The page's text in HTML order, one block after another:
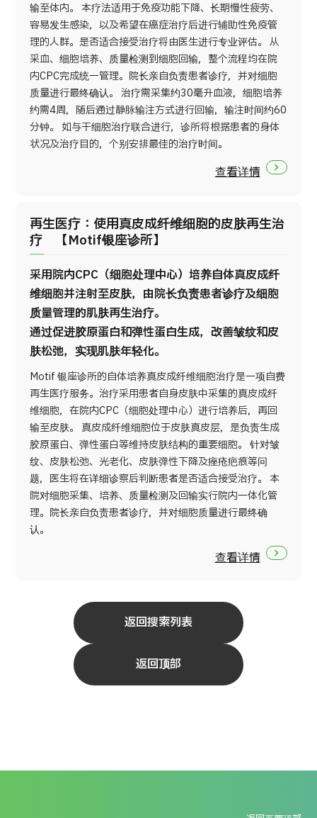
输至体内。 本疗法适用于免疫功能下降、长期慢性疲劳、
容易发生感染，以及希望在癌症治疗后进行辅助性免疫管
理的人群。是否适合接受治疗将由医生进行专业评估。 从
采血、细胞培养、质量检测到细胞回输，整个流程均在院
内CPC完成统一管理。院长亲自负责患者诊疗，并对细胞
质量进行最终确认。 治疗需采集约30毫升血液，细胞培养
约需4周，随后通过静脉输注方式进行回输，输注时间约60
分钟。 如与干细胞治疗联合进行，诊所将根据患者的身体
状况及治疗目的，个别安排最佳的治疗时间。
查看详情
再生医疗：使用真皮成纤维细胞的皮肤再生治
疗 【Motif银座诊所】
采用院内CPC（细胞处理中心）培养自体真皮成纤
维细胞并注射至皮肤，由院长负责患者诊疗及细胞
质量管理的肌肤再生治疗。
通过促进胶原蛋白和弹性蛋白生成，改善皱纹和皮
肤松弛，实现肌肤年轻化。
Motif 银座诊所的自体培养真皮成纤维细胞治疗是一项自费
再生医疗服务。治疗采用患者自身皮肤中采集的真皮成纤
维细胞，在院内CPC（细胞处理中心）进行培养后，再回
输至皮肤。 真皮成纤维细胞位于皮肤真皮层，是负责生成
胶原蛋白、弹性蛋白等维持皮肤结构的重要细胞。 针对皱
纹、皮肤松弛、光老化、皮肤弹性下降及痤疮疤痕等问
题，医生将在详细诊察后判断患者是否适合接受治疗。 本
院对细胞采集、培养、质量检测及回输实行院内一体化管
理。院长亲自负责患者诊疗，并对细胞质量进行最终确
认。
查看详情
返回搜索列表
返回顶部